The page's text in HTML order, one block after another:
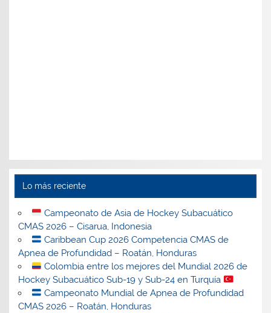
Lo más reciente
Campeonato de Asia de Hockey Subacuático
CMAS 2026 – Cisarua, Indonesia
Caribbean Cup 2026 Competencia CMAS de
Apnea de Profundidad – Roatán, Honduras
Colombia entre los mejores del Mundial 2026 de
Hockey Subacuático Sub-19 y Sub-24 en Turquía
Campeonato Mundial de Apnea de Profundidad
CMAS 2026 – Roatán, Honduras